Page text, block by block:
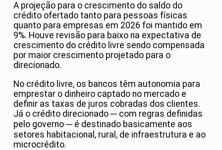
A projeção para o crescimento do saldo do
crédito ofertado tanto para pessoas físicas
quanto para empresas em 2026 foi mantido em
9%. Houve revisão para baixo na expectativa de
crescimento do crédito livre sendo compensada
por maior crescimento projetado para o
direcionado.
No crédito livre, os bancos têm autonomia para
emprestar o dinheiro captado no mercado e
definir as taxas de juros cobradas dos clientes.
Já o crédito direcionado ─ com regras definidas
pelo governo ─ é destinado basicamente aos
setores habitacional, rural, de infraestrutura e ao
microcrédito.